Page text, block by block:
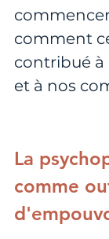
comment
contribué à
et à nos
La
comme